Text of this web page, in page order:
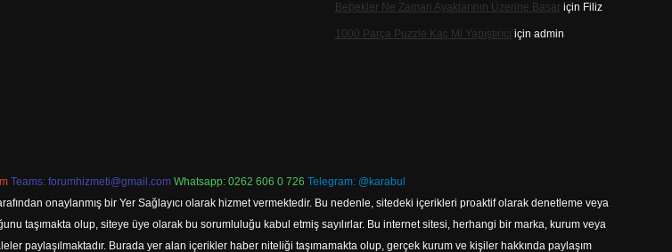
Bebekler Ne Zaman Ayaklarının Üzerine Basariçin Filiz
1000 Parça Puzzle Kaç Ml Yapıştırıcı için admin
Teams: forumhizmeti@gmail.com Whatsapp: 0262 606 0 726 Telegram: @karabul
onaylanmış bir Yer Sağlayıcı olarak hizmet vermektedir. Bu nedenle, sitedeki içerikleri proaktif olarak denetleme veya
taşımakta olup, siteye üye olarak bu sorumluluğu kabul etmiş sayılırlar. Bu internet sitesi, herhangi bir marka, kurum veya
paylaşılmaktadır. Burada yer alan içerikler haber niteliği taşımamakta olup, gerçek kurum ve kişiler hakkında paylaşım